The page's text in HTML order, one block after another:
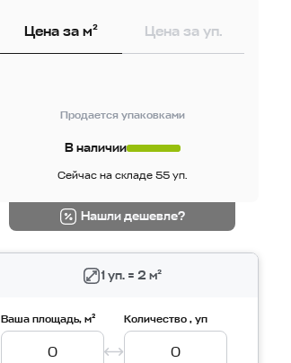
Цена за м² Цена за уп.
Продается упаковками
В наличии
Сейчас на складе 55 уп.
Нашли дешевле?
1 уп. = 2 м²
Ваша площадь, м² Количество , уп